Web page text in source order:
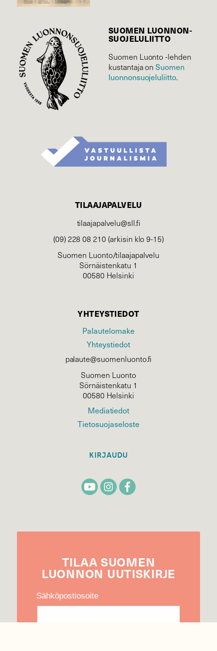
SUOMEN LUONNON­
SUOJELU­LIITTO
Suomen Luonto -lehden
kustantaja onSuomen
luonnonsuojelu­liitto.
TILAAJAPALVELU
tilaajapalvelu@sll.fi
(09) 228 08 210 (arkisin klo 9-15)
Suomen Luonto/tilaajapalvelu
Sörnäistenkatu 1
00580 Helsinki
YHTEYSTIEDOT
Palautelomake
Yhteystiedot
palaute@suomenluonto.fi
Suomen Luonto
Sörnäistenkatu 1
00580 Helsinki
Mediatiedot
Tietosuojaseloste
KIRJAUDU
TILAA SUOMEN
LUONNON UUTIS­KIRJE
Sähköpostiosoite